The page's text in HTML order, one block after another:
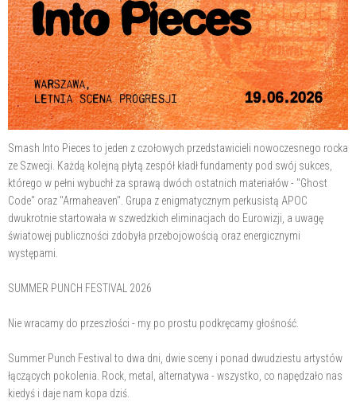
Smash Into Pieces to jeden z czołowych przedstawicieli nowoczesnego rocka
ze Szwecji. Każdą kolejną płytą zespół kładł fundamenty pod swój sukces,
którego w pełni wybuchł za sprawą dwóch ostatnich materiałów - "Ghost
Code" oraz "Armaheaven". Grupa z enigmatycznym perkusistą APOC
dwukrotnie startowała w szwedzkich eliminacjach do Eurowizji, a uwagę
światowej publiczności zdobyła przebojowością oraz energicznymi
występami.
SUMMER PUNCH FESTIVAL 2026
Nie wracamy do przeszłości - my po prostu podkręcamy głośność.
Summer Punch Festival to dwa dni, dwie sceny i ponad dwudziestu artystów
łączących pokolenia. Rock, metal, alternatywa - wszystko, co napędzało nas
kiedyś i daje nam kopa dziś.